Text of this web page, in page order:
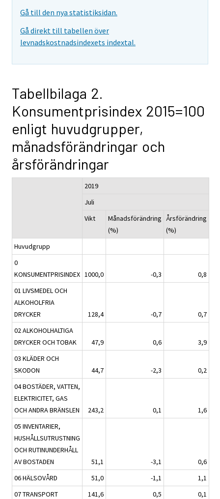
Gå till den nya statistiksidan.
Gå direkt till tabellen över
levnadskostnadsindexets indextal.
Tabellbilaga 2.
Konsumentprisindex 2015=100
enligt huvudgrupper,
månadsförändringar och
årsförändringar
2019
Juli
Vikt
Månadsförändring
(%)
Årsförändring
(%)
Huvudgrupp
0
KONSUMENTPRISINDEX 1000,0 -0,3
0,8
01 LIVSMEDEL OCH
ALKOHOLFRIA
DRYCKER
128,4 -0,7
0,7
02 ALKOHOLHALTIGA
DRYCKER OCH TOBAK
47,9 0,6
3,9
03 KLÄDER OCH
SKODON
44,7 -2,3
0,2
04 BOSTÄDER, VATTEN,
ELEKTRICITET, GAS
OCH ANDRA BRÄNSLEN
243,2 0,1
1,6
05 INVENTARIER,
HUSHÅLLSUTRUSTNING
OCH RUTINUNDERHÅLL
AV BOSTADEN
51,1 -3,1
0,6
06 HÄLSOVÅRD
51,0 -1,1
1,1
07 TRANSPORT
141,6 0,5
0,1